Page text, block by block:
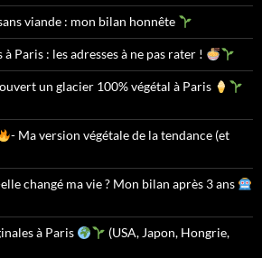
viande : mon bilan honnête
à Paris : les adresses à ne pas rater !
un glacier 100% végétal à Paris
- Ma version végétale de la tendance (et
changé ma vie ? Mon bilan après 3 ans
à Paris
(USA, Japon, Hongrie,